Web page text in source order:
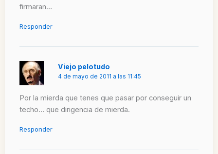
firmaran…
Responder
Viejo pelotudo
4 de mayo de 2011 a las 11:45
Por la mierda que tenes que pasar por conseguir un
techo… que dirigencia de mierda.
Responder